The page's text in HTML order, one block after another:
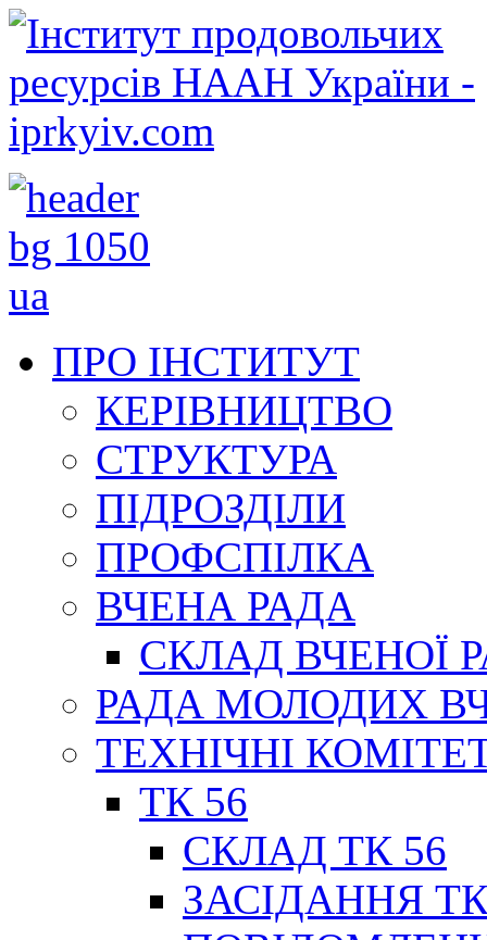
ПРО ІНСТИТУТ
КЕРІВНИЦТВО
СТРУКТУРА
ПІДРОЗДІЛИ
ПРОФСПІЛКА
ВЧЕНА РАДА
СКЛАД ВЧЕНОЇ
РАДА МОЛОДИХ
ТЕХНІЧНІ
ТК 56
СКЛАД ТК 56
ЗАСІДАННЯ